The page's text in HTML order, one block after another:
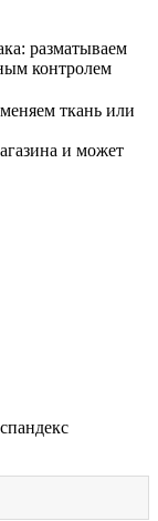
разматываем
контролем
ткань или
и может